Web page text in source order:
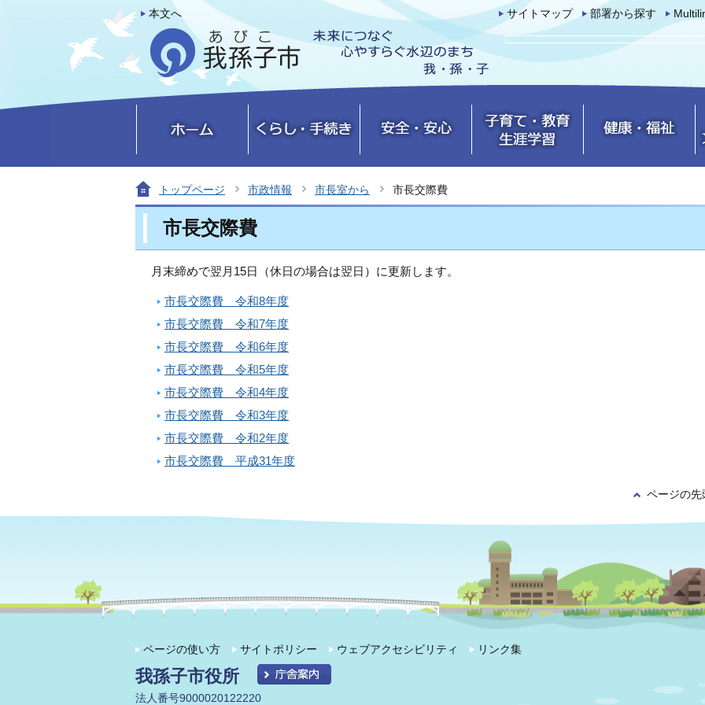
本文へ サイトマップ 部署から探す
トップページ 市政情報 市長室から 市長交際費
市長交際費
月末締めで翌月15日（休日の場合は翌日）に更新します。
市長交際費 令和8年度
市長交際費 令和7年度
市長交際費 令和6年度
市長交際費 令和5年度
市長交際費 令和4年度
市長交際費 令和3年度
市長交際費 令和2年度
市長交際費 平成31年度
ページの先
ページの使い方 サイトポリシー ウェブアクセシビリティ リンク集
我孫子市役所
法人番号9000020122220